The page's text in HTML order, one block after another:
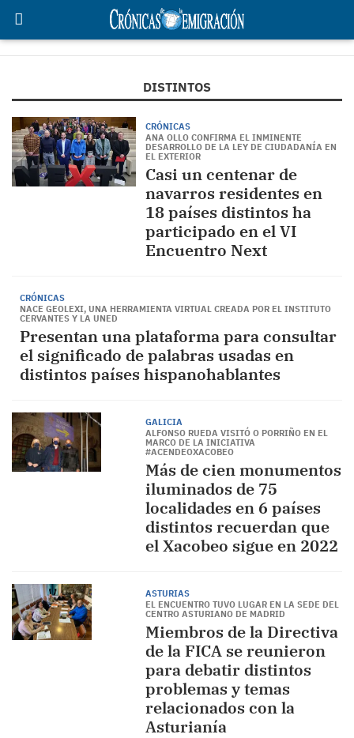
DISTINTOS
CRÓNICAS
ANA OLLO CONFIRMA EL INMINENTE
DESARROLLO DE LA LEY DE CIUDADANÍA EN
EL EXTERIOR
Casi un centenar de
navarros residentes en
18 países distintos ha
participado en el VI
Encuentro Next
CRÓNICAS
NACE GEOLEXI, UNA HERRAMIENTA VIRTUAL CREADA POR EL INSTITUTO
CERVANTES Y LA UNED
Presentan una plataforma para consultar
el significado de palabras usadas en
distintos países hispanohablantes
GALICIA
ALFONSO RUEDA VISITÓ O PORRIÑO EN EL
MARCO DE LA INICIATIVA
#ACENDEOXACOBEO
Más de cien monumentos
iluminados de 75
localidades en 6 países
distintos recuerdan que
el Xacobeo sigue en 2022
ASTURIAS
EL ENCUENTRO TUVO LUGAR EN LA SEDE DEL
CENTRO ASTURIANO DE MADRID
Miembros de la Directiva
de la FICA se reunieron
para debatir distintos
problemas y temas
relacionados con la
Asturianía